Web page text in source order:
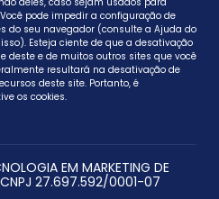
pode impedir a configuração de
do seu navegador (consulte a Ajuda do
Esteja ciente de que a desativação
deste e de muitos outros sites que você
resultará na desativação de
deste site. Portanto, é
os cookies.
EM MARKETING DE
CNPJ 27.697.592/0001-07